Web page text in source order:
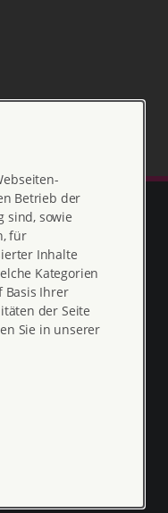
Betrieb der
sind, sowie
für
Inhalte
Kategorien
Basis Ihrer
der Seite
Sie in unserer